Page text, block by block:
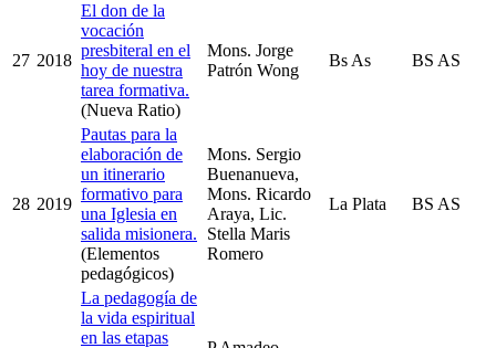
27 2018
El don de la
vocación
presbiteral en el
hoy de nuestra
tarea formativa.
(Nueva Ratio)
Mons. Jorge
Patrón Wong
Bs As BS AS
28 2019
Pautas para la
elaboración de
un itinerario
formativo para
una Iglesia en
salida misionera.
(Elementos
pedagógicos)
Mons. Sergio
Buenanueva,
Mons. Ricardo
Araya, Lic.
Stella Maris
Romero
La Plata BS AS
La pedagogía de
la vida espiritual
en las etapas